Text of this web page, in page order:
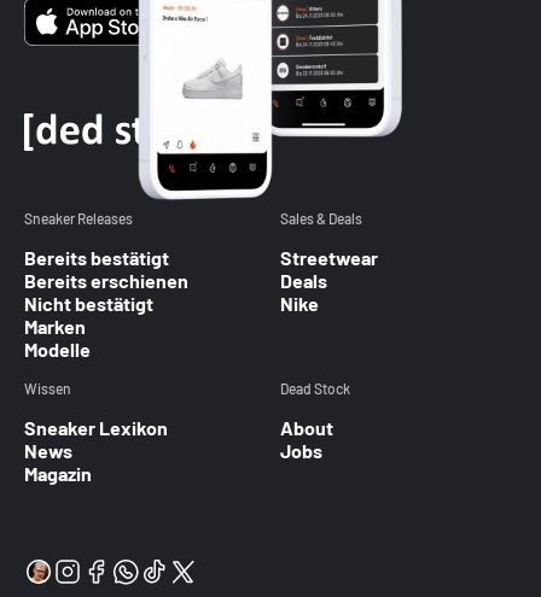
Sneaker Releases
Bereits bestätigt
Bereits erschienen
Nicht bestätigt
Marken
Modelle
Sales & Deals
Streetwear
Deals
Nike
Wissen
Sneaker Lexikon
News
Magazin
Dead Stock
About
Jobs